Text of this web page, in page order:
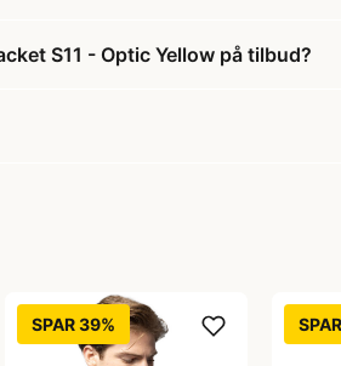
S11 - Optic Yellow på tilbud?
SPAR 39%